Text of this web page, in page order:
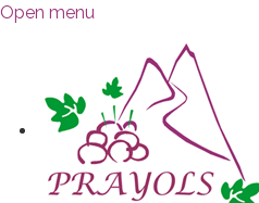
Open menu